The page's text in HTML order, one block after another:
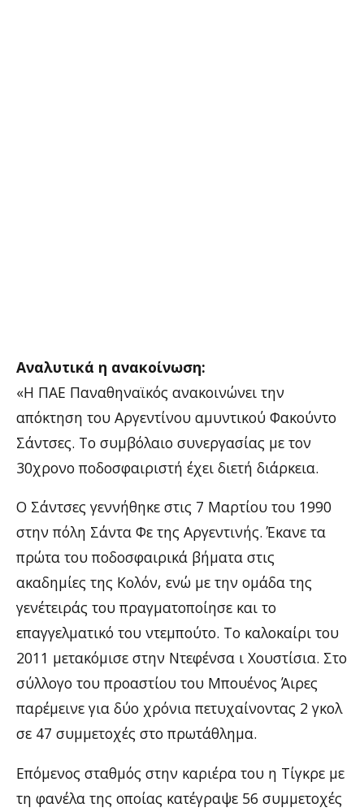
Αναλυτικά η ανακοίνωση:
«Η ΠΑΕ Παναθηναϊκός ανακοινώνει την
απόκτηση του Αργεντίνου αμυντικού Φακούντο
Σάντσες. Το συμβόλαιο συνεργασίας με τον
30χρονο ποδοσφαιριστή έχει διετή διάρκεια.
Ο Σάντσες γεννήθηκε στις 7 Μαρτίου του 1990
στην πόλη Σάντα Φε της Αργεντινής. Έκανε τα
πρώτα του ποδοσφαιρικά βήματα στις
ακαδημίες της Κολόν, ενώ με την ομάδα της
γενέτειράς του πραγματοποίησε και το
επαγγελματικό του ντεμπούτο. Το καλοκαίρι του
2011 μετακόμισε στην Ντεφένσα ι Χουστίσια. Στο
σύλλογο του προαστίου του Μπουένος Άιρες
παρέμεινε για δύο χρόνια πετυχαίνοντας 2 γκολ
σε 47 συμμετοχές στο πρωτάθλημα.
Επόμενος σταθμός στην καριέρα του η Τίγκρε με
τη φανέλα της οποίας κατέγραψε 56 συμμετοχές